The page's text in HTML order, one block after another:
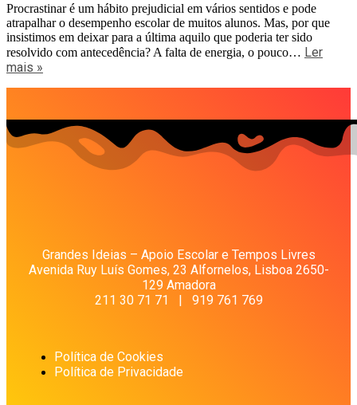
Procrastinar é um hábito prejudicial em vários sentidos e pode
atrapalhar o desempenho escolar de muitos alunos. Mas, por que
insistimos em deixar para a última aquilo que poderia ter sido
resolvido com antecedência? A falta de energia, o pouco… Ler
mais »
Grandes Ideias – Apoio Escolar e Tempos Livres
Avenida Ruy Luís Gomes, 23 Alfornelos, Lisboa 2650-
129 Amadora
211 30 71 71 | 919 761 769
Política de Cookies
Política de Privacidade